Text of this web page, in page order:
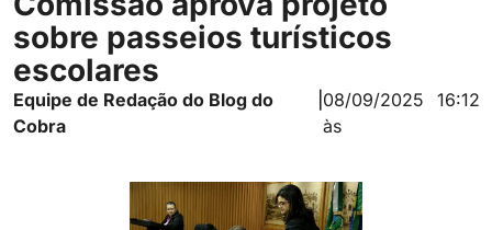
sobre passeios turísticos
escolares
Equipe de Redação do Blog do
Cobra
08/09/2025
às
16:12